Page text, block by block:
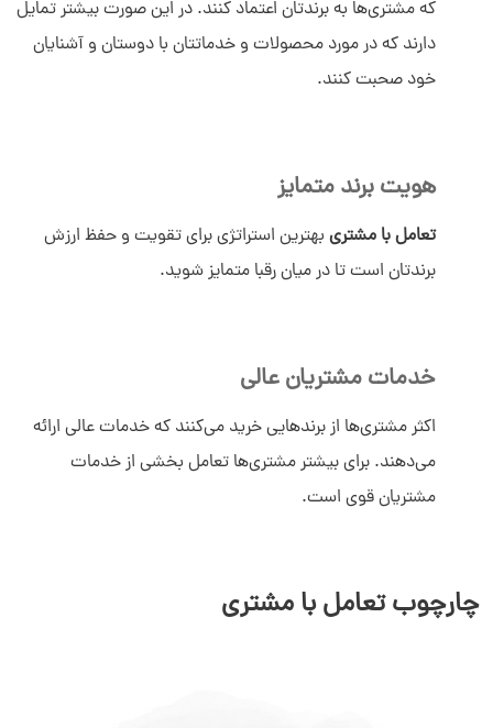
که مشتری‌ها به برندتان اعتماد کنند. در این صورت بیشتر تمایل
دارند که در مورد محصولات و خدماتتان با دوستان و آشنایان
خود صحبت کنند.
هویت برند متمایز
تعامل با مشتری بهترین استراتژی برای تقویت و حفظ ارزش
برندتان است تا در میان رقبا متمایز شوید.
خدمات مشتریان عالی
اکثر مشتری‌ها از برندهایی خرید می‌کنند که خدمات عالی ارائه
می‌دهند. برای بیشتر مشتری‌ها تعامل بخشی از خدمات
مشتریان قوی است.
چارچوب تعامل با مشتری